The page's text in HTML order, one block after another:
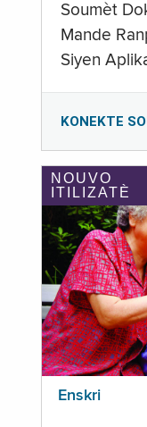
Soumèt
Mande
Siyen
KONEKTE
NOUVO
ITILIZATÈ
Enskri